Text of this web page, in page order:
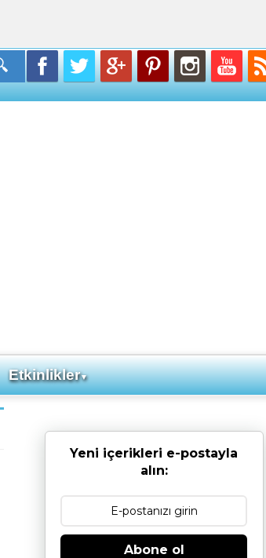
Etkinlikler▼
Yeni içerikleri e-postayla
alın:
Abone ol